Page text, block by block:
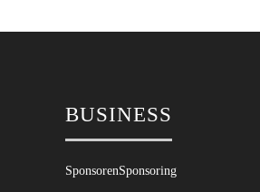
BUSINESS
SponsorenSponsoring